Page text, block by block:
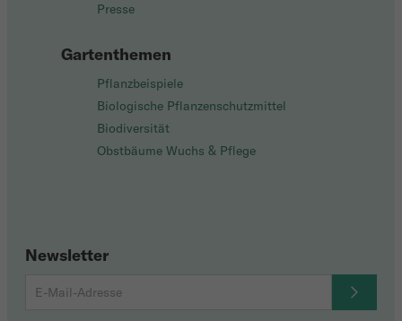
Presse
Gartenthemen
Pflanzbeispiele
Biologische Pflanzenschutzmittel
Biodiversität
Obstbäume Wuchs & Pflege
Newsletter